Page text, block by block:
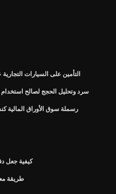
التأمين على السيارات
سرد وتحليل الحجج لصالح استخدام
رسملة سوق الأوراق المالية
كيفية جعل
طريقة